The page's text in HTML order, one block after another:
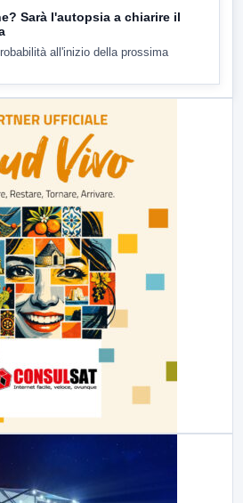
Sarà l'autopsia a chiarire il
all'inizio della prossima